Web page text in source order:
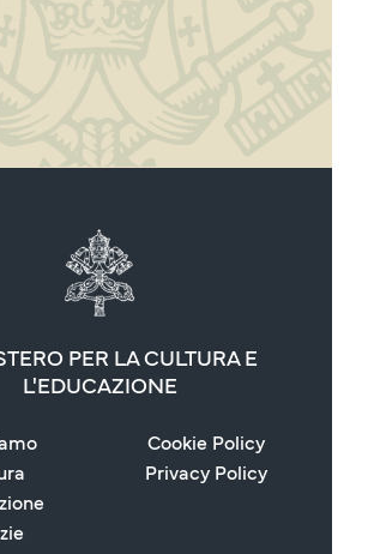
PER LA CULTURA E
L'EDUCAZIONE
Cookie Policy
Privacy Policy